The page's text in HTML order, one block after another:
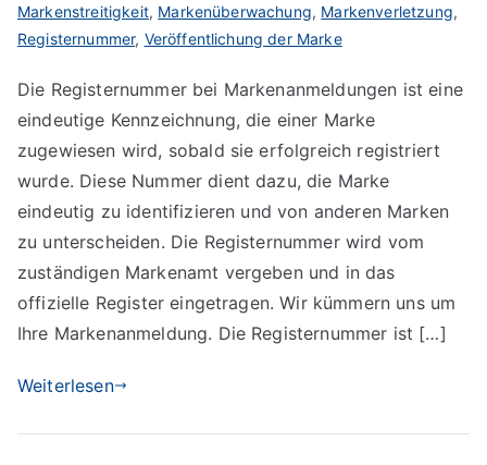
Markenstreitigkeit, Markenüberwachung, Markenverletzung,
Registernummer, Veröffentlichung der Marke
Die Registernummer bei Markenanmeldungen ist eine
eindeutige Kennzeichnung, die einer Marke
zugewiesen wird, sobald sie erfolgreich registriert
wurde. Diese Nummer dient dazu, die Marke
eindeutig zu identifizieren und von anderen Marken
zu unterscheiden. Die Registernummer wird vom
zuständigen Markenamt vergeben und in das
offizielle Register eingetragen. Wir kümmern uns um
Ihre Markenanmeldung. Die Registernummer ist […]
Weiterlesen